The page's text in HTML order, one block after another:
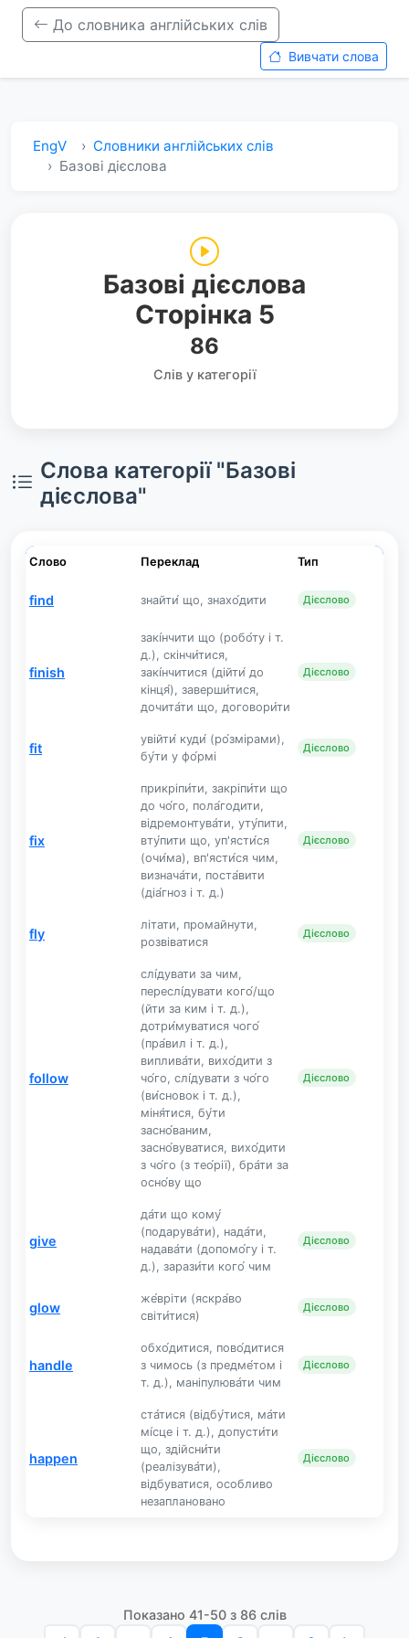
До словника англійських слів
Вивчати слова
EngV
Словники англійських слів
Базові дієслова
Базові дієслова
Сторінка 5
86
Слів у категорії
Слова категорії "Базові
дієслова"
Слово Переклад Тип
find знайти́ що, знахо́дити Дієслово
finish
закі́нчити що (робо́ту і т.
д.), скінчи́тися,
закі́нчитися (дійти́ до
кінця́), заверши́тися,
дочита́ти що, договори́ти
Дієслово
fit
увійти́ куди́ (ро́змірами),
бу́ти у фо́рмі
Дієслово
fix
прикріпи́ти, закріпи́ти що
до чо́го, пола́годити,
відремонтува́ти, уту́пити,
вту́пити що, уп'ясти́ся
(очи́ма), вп'ясти́ся чим,
визнача́ти, поста́вити
(діа́гноз і т. д.)
Дієслово
fly
літати, промайнути,
розвіватися
Дієслово
follow
слі́дувати за чим,
переслі́дувати кого́/що
(йти за ким і т. д.),
дотри́муватися чого́
(пра́вил і т. д.),
виплива́ти, вихо́дити з
чо́го, слі́дувати з чо́го
(ви́сновок і т. д.),
міня́тися, бу́ти
засно́ваним,
засно́вуватися, вихо́дити
з чо́го (з тео́рії), бра́ти за
осно́ву що
Дієслово
give
да́ти що кому́
(подарува́ти), нада́ти,
надава́ти (допомо́гу і т.
д.), зарази́ти кого́ чим
Дієслово
glow
же́вріти (яскра́во
світи́тися)
Дієслово
handle
обхо́дитися, пово́дитися
з чимось (з предме́том і
т. д.), маніпулюва́ти чим
Дієслово
happen
ста́тися (відбу́тися, ма́ти
мі́сце і т. д.), допусти́ти
що, здійсни́ти
(реалізува́ти),
відбуватися, особливо
незаплановано
Дієслово
Показано 41-50 з 86 слів